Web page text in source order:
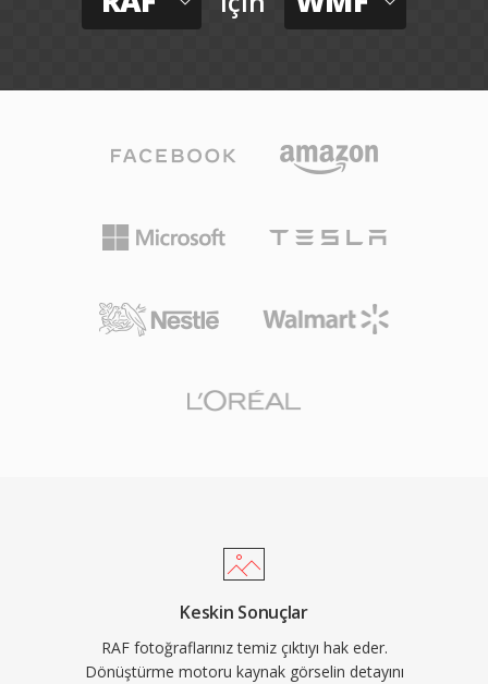
Keskin Sonuçlar
RAF fotoğraflarınız temiz çıktıyı hak eder.
Dönüştürme motoru kaynak görselin detayını